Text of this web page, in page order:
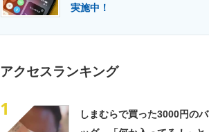
実施中！
アクセスランキング
1
しまむらで買った3000円のバ